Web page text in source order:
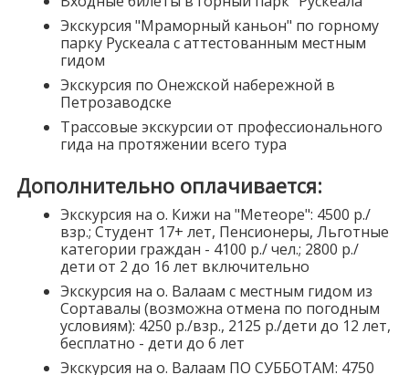
Экскурсия "Мраморный каньон" по горному
парку Рускеала с аттестованным местным
гидом
Экскурсия по Онежской набережной в
Петрозаводске
Трассовые экскурсии от профессионального
гида на протяжении всего тура
Дополнительно оплачивается:
Экскурсия на о. Кижи на "Метеоре": 4500 р./
взр.; Студент 17+ лет, Пенсионеры, Льготные
категории граждан - 4100 р./ чел.; 2800 р./
дети от 2 до 16 лет включительно
Экскурсия на о. Валаам с местным гидом из
Сортавалы (возможна отмена по погодным
условиям): 4250 р./взр., 2125 р./дети до 12 лет,
бесплатно - дети до 6 лет
Экскурсия на о. Валаам ПО СУББОТАМ: 4750